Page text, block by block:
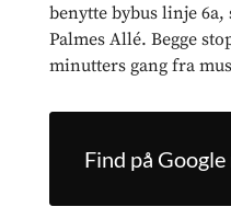
benytte bybus linje
Palmes Allé. Begge
minutters gang fra
Find på Google